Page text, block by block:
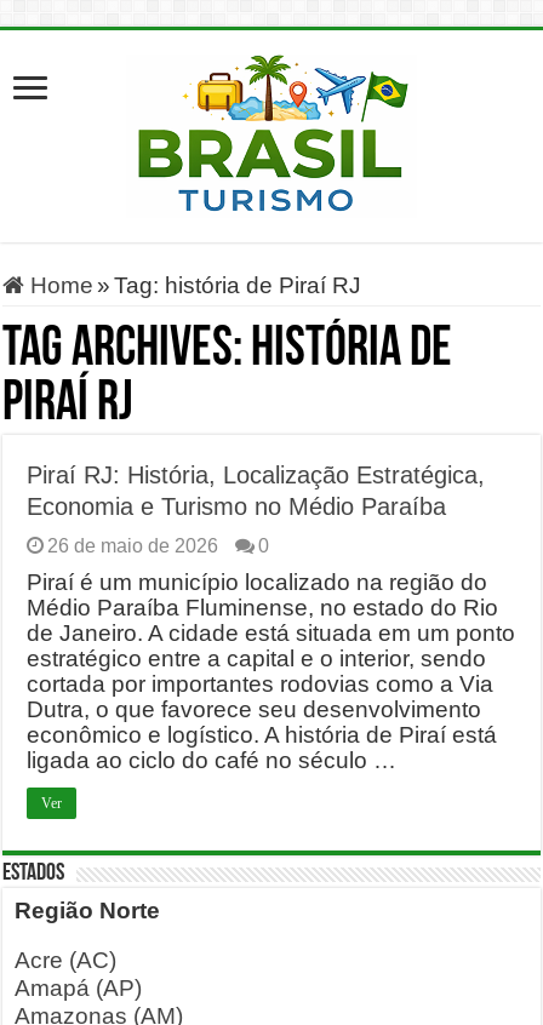
Home » Tag: história de Piraí RJ
Tag Archives: história de
Piraí RJ
Piraí RJ: História, Localização Estratégica,
Economia e Turismo no Médio Paraíba
26 de maio de 2026 0
Piraí é um município localizado na região do
Médio Paraíba Fluminense, no estado do Rio
de Janeiro. A cidade está situada em um ponto
estratégico entre a capital e o interior, sendo
cortada por importantes rodovias como a Via
Dutra, o que favorece seu desenvolvimento
econômico e logístico. A história de Piraí está
ligada ao ciclo do café no século …
Ver
ESTADOS
Região Norte
Acre (AC)
Amapá (AP)
Amazonas (AM)